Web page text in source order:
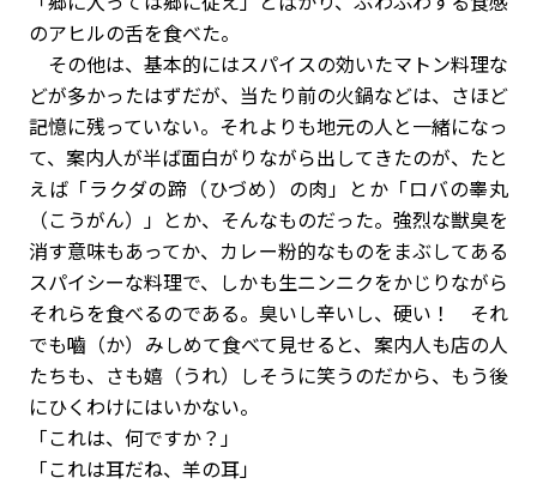
のアヒルの舌を食べた。
その他は、基本的にはスパイスの効いたマトン料理な
どが多かったはずだが、当たり前の火鍋などは、さほど
記憶に残っていない。それよりも地元の人と一緒になっ
て、案内人が半ば面白がりながら出してきたのが、たと
えば「ラクダの蹄（ひづめ）の肉」とか「ロバの睾丸
（こうがん）」とか、そんなものだった。強烈な獣臭を
消す意味もあってか、カレー粉的なものをまぶしてある
スパイシーな料理で、しかも生ニンニクをかじりながら
それらを食べるのである。臭いし辛いし、硬い！ それ
でも嚙（か）みしめて食べて見せると、案内人も店の人
たちも、さも嬉（うれ）しそうに笑うのだから、もう後
にひくわけにはいかない。
「これは、何ですか？」
「これは耳だね、羊の耳」